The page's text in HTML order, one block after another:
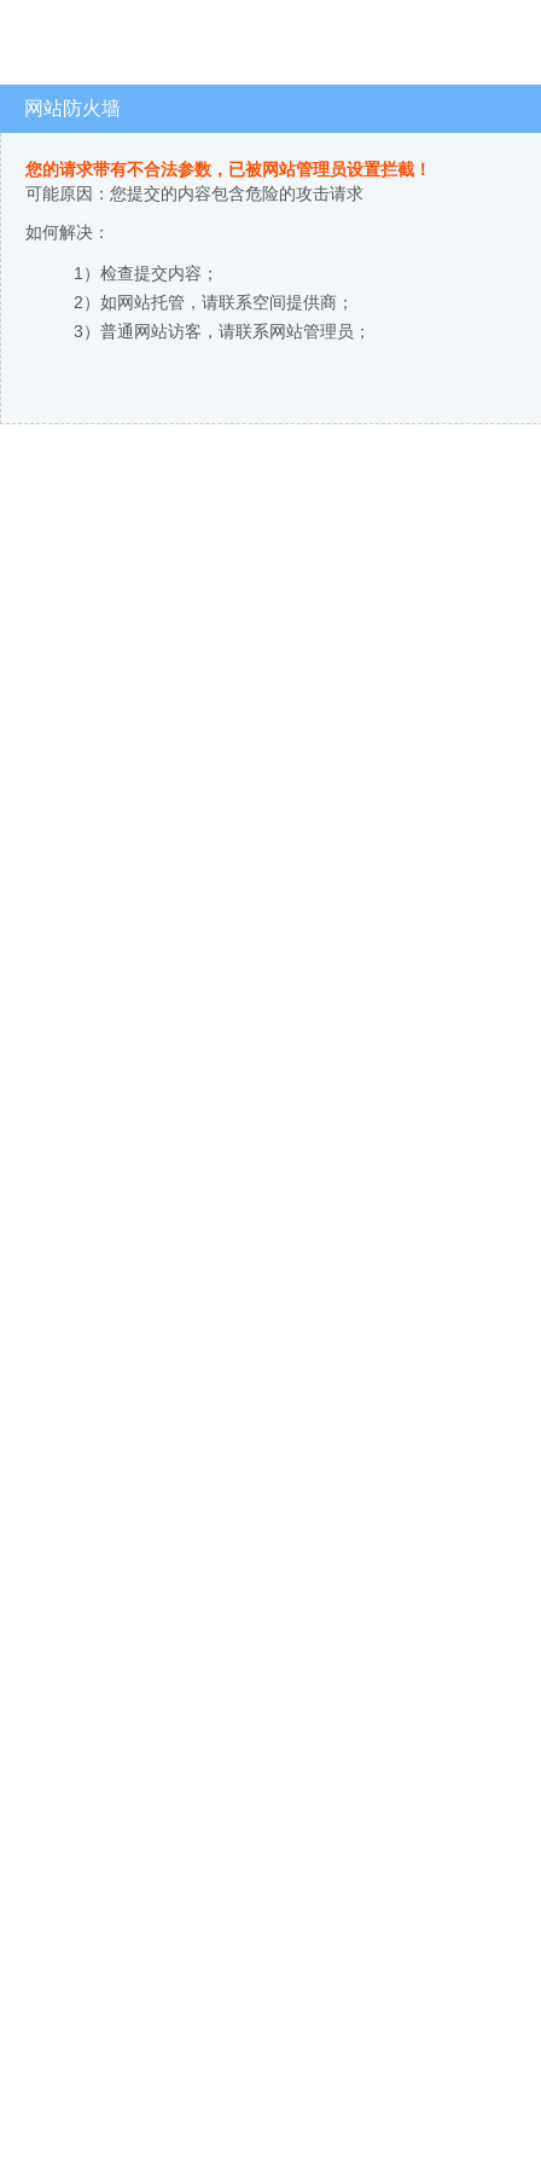
网站防火墙
您的请求带有不合法参数，已被网站管理员设置拦截！
可能原因：您提交的内容包含危险的攻击请求
如何解决：
1）检查提交内容；
2）如网站托管，请联系空间提供商；
3）普通网站访客，请联系网站管理员；